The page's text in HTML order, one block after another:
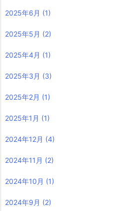
2025年6月 (1)
2025年5月 (2)
2025年4月 (1)
2025年3月 (3)
2025年2月 (1)
2025年1月 (1)
2024年12月 (4)
2024年11月 (2)
2024年10月 (1)
2024年9月 (2)